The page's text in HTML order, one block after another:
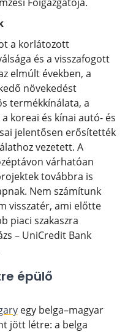
a korlátozott
és a visszafogott
elmúlt években, a
növekedést
termékkínálata, a
koreai és kínai autó- és
jelentősen erősítették
vezetett. A
várhatóan
továbbra is
Nem számítunk
visszatér, ami előtte
piaci szakaszra
– UniCredit Bank
épülő
egy belga–magyar
jött létre: a belga